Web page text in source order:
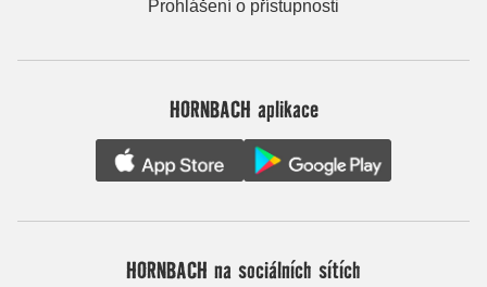
Prohlášení o přístupnosti
HORNBACH aplikace
HORNBACH na sociálních sítích